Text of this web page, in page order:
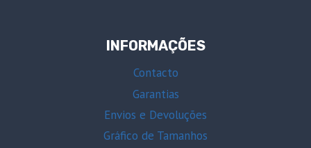
INFORMAÇÕES
Contacto
Garantias
Envios e Devoluções
Gráfico de Tamanhos